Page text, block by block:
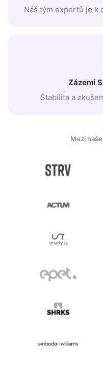
Náš tým expertů je k
Zázemí
Stabilita a
Mezi